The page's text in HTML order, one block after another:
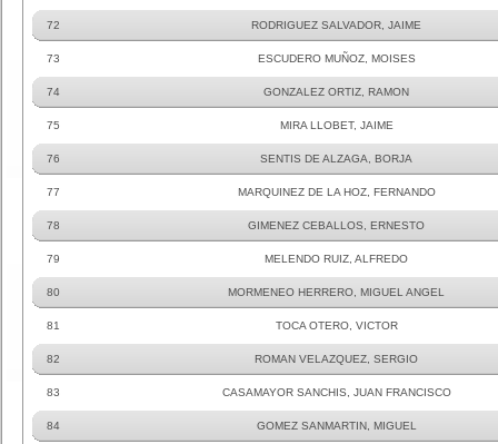
72 RODRIGUEZ SALVADOR, JAIME
73 ESCUDERO MUÑOZ, MOISES
74 GONZALEZ ORTIZ, RAMON
75 MIRA LLOBET, JAIME
76 SENTIS DE ALZAGA, BORJA
77 MARQUINEZ DE LA HOZ, FERNANDO
78 GIMENEZ CEBALLOS, ERNESTO
79 MELENDO RUIZ, ALFREDO
80 MORMENEO HERRERO, MIGUEL ANGEL
81 TOCA OTERO, VICTOR
82 ROMAN VELAZQUEZ, SERGIO
83 CASAMAYOR SANCHIS, JUAN FRANCISCO
84 GOMEZ SANMARTIN, MIGUEL